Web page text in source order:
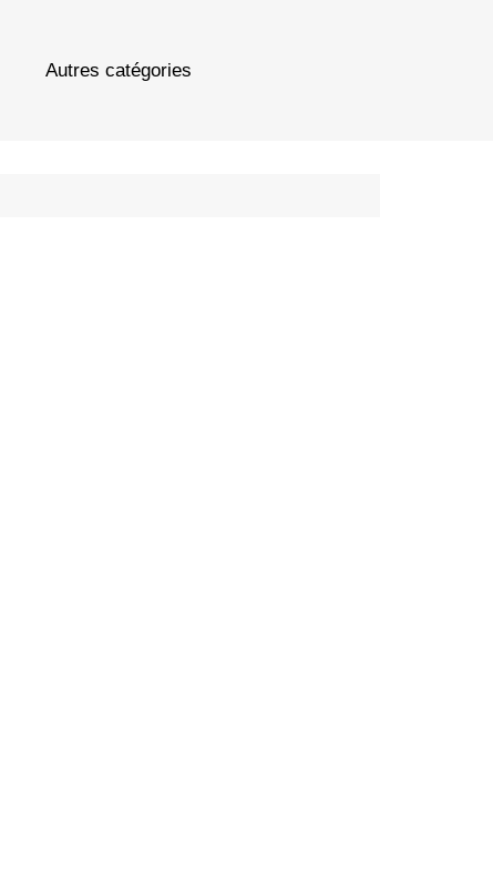
Autres catégories